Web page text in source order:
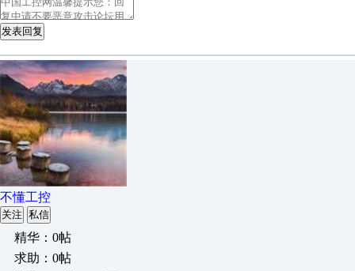
发表回复
不懂工控
关注 私信
精华：0帖
求助：0帖